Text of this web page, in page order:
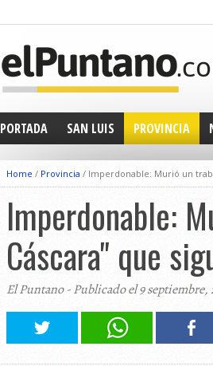
PORTADA SAN LUIS PROVINCIA
Home / Provincia / Imperdonable: Murió un
Imperdonable:
Cáscara" que
El Puntano - Publicado el 9 septiembre,